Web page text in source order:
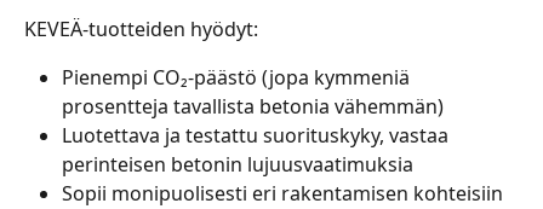
KEVEÄ-tuotteiden hyödyt:
Pienempi CO₂-päästö (jopa kymmeniä
prosentteja tavallista betonia vähemmän)
Luotettava ja testattu suorituskyky, vastaa
perinteisen betonin lujuusvaatimuksia
Sopii monipuolisesti eri rakentamisen kohteisiin